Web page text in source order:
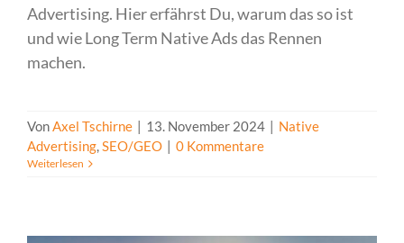
Advertising. Hier erfährst Du, warum das so ist
und wie Long Term Native Ads das Rennen
machen.
VonAxel Tschirne | 13. November 2024 | Native
Advertising,SEO/GEO | 0 Kommentare
Weiterlesen